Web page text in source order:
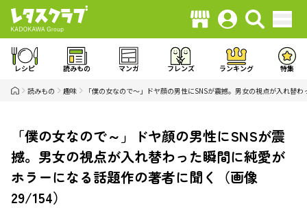
レシピ 読みもの マンガ フレンズ ランキング 特集
読みもの 趣味 「僕の女なので～」ドヤ顔の男性にSNSが震撼。男女の視点が入れ替
「僕の女なので～」ドヤ顔の男性にSNSが震
撼。男女の視点が入れ替わった瞬間に純愛が
ホラーになる話題作の著者に聞く（画像
29/154）